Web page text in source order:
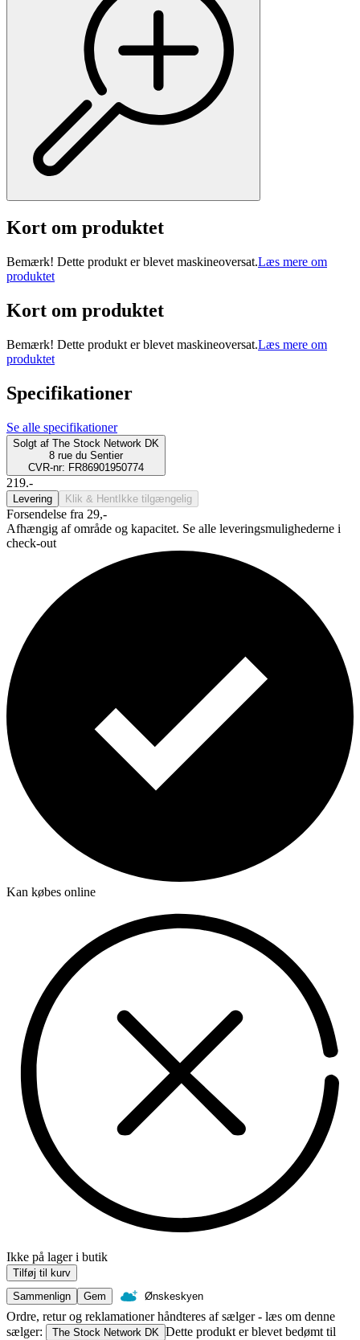
Kort om produktet
Bemærk! Dette produkt er blevet maskineoversat.Læs mere om
produktet
Kort om produktet
Bemærk! Dette produkt er blevet maskineoversat.Læs mere om
produktet
Specifikationer
Se alle specifikationer
Solgt af The Stock Network DK
8 rue du Sentier
CVR-nr: FR86901950774
219.-
Levering Klik & Hent Ikke tilgængelig
Forsendelse fra 29,-
Afhængig af område og kapacitet. Se alle leveringsmulighederne i
check-out
Kan købes online
Ikke på lager i butik
Tilføj til kurv
Sammenlign
Gem Ønskeskyen
Ordre, retur og reklamationer håndteres af sælger - læs om denne
sælger:
The Stock Network DK Dette produkt er blevet bedømt til